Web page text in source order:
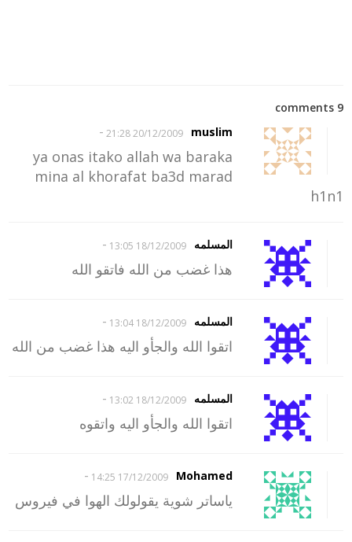
9 comments
muslim
20/12/2009 21:28
-
ya onas itako allah wa baraka
mina al khorafat ba3d marad
h1n1
المسلمه 18/12/2009 13:05
-
هذا غضب من الله فاتقو الله
المسلمه 18/12/2009 13:04
-
اتقوا الله والجأو اليه هذا غضب من الله
المسلمه 18/12/2009 13:02
-
اتقوا الله والجأو اليه واتقوه
Mohamed
17/12/2009 14:25
-
ياساتر شوية يقولولك الهوا في فيروس